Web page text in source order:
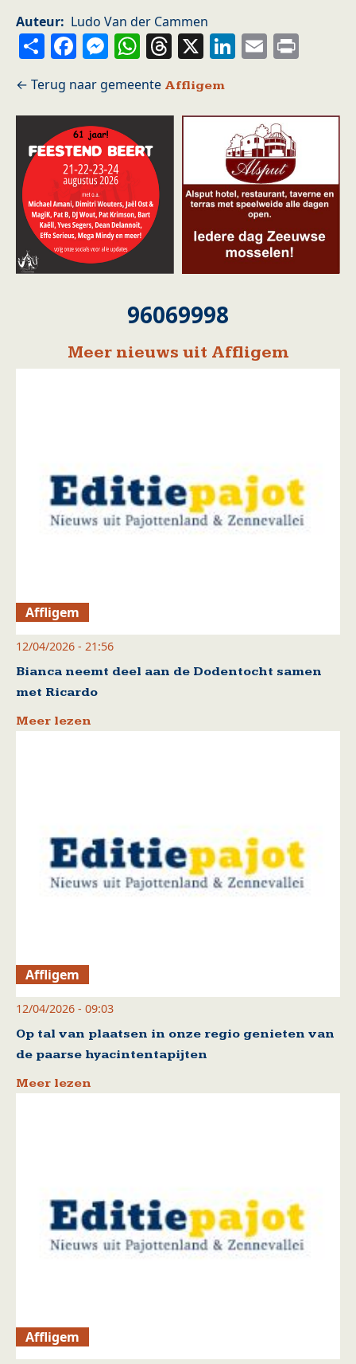
Auteur
Ludo Van der Cammen
ShareFacebook
Messenger
WhatsApp
Threads
X LinkedIn
Email
Affligem
96069998
Meer nieuws uit Affligem
Affligem
12/04/2026 - 21:56
Bianca neemt deel aan de Dodentocht samen
met Ricardo
Meer lezen
Affligem
12/04/2026 - 09:03
Op tal van plaatsen in onze regio genieten van
de paarse hyacintentapijten
Meer lezen
Affligem